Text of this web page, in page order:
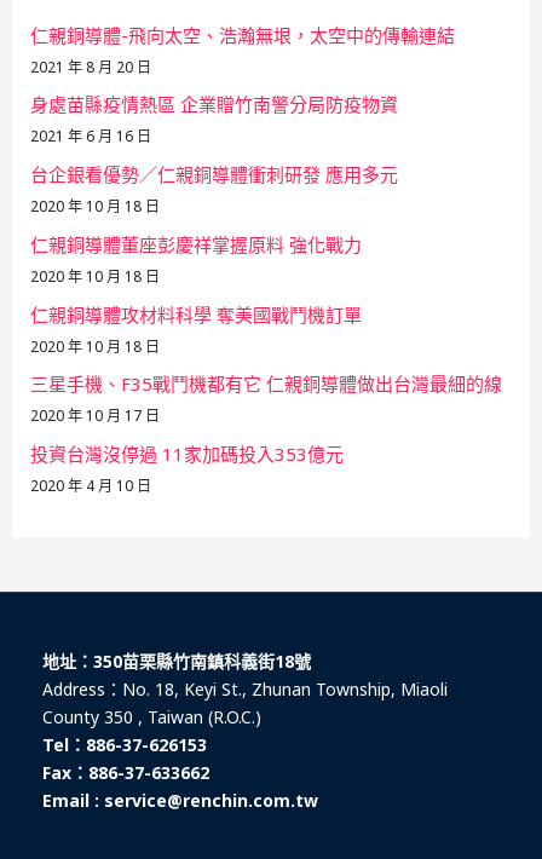
仁親銅導體-飛向太空、浩瀚無垠，太空中的傳輸連結
2021 年 8 月 20 日
身處苗縣疫情熱區 企業贈竹南警分局防疫物資
2021 年 6 月 16 日
台企銀看優勢／仁親銅導體衝刺研發 應用多元
2020 年 10 月 18 日
仁親銅導體董座彭慶祥掌握原料 強化戰力
2020 年 10 月 18 日
仁親銅導體攻材料科學 奪美國戰鬥機訂單
2020 年 10 月 18 日
三星手機、F35戰鬥機都有它 仁親銅導體做出台灣最細的線
2020 年 10 月 17 日
投資台灣沒停過 11家加碼投入353億元
2020 年 4 月 10 日
地址：350苗栗縣竹南鎮科義街18號
Address：No. 18, Keyi St., Zhunan Township, Miaoli
County 350 , Taiwan (R.O.C.)
Tel：886-37-626153
Fax：886-37-633662
Email : service@renchin.com.tw